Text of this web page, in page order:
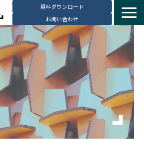
資料ダウンロード
お問い合わせ
サービス紹介
選ばれる理由
データセンター拠点
導入事例
ブログ
動画コンテンツ
お知らせ